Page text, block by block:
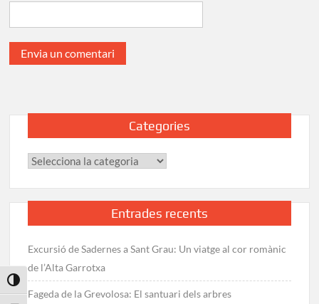
Toggle High Contrast
Categories
Categories
Entrades recents
Excursió de Sadernes a Sant Grau: Un viatge al cor romànic
de l’Alta Garrotxa
Fageda de la Grevolosa: El santuari dels arbres